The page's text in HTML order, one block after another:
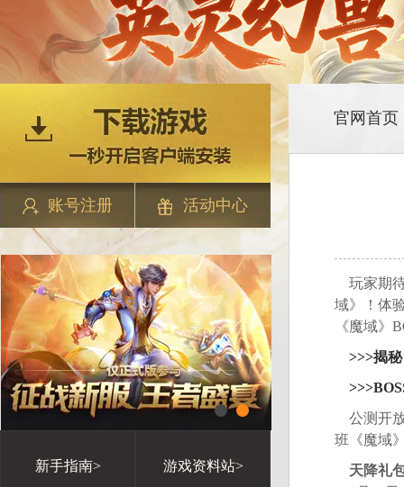
账号注册 活动中心
新手指南> 游戏资料站>
官网首页
玩家期待
域》！体
《魔域》
>>>揭
公测开放
班《魔域
天降礼